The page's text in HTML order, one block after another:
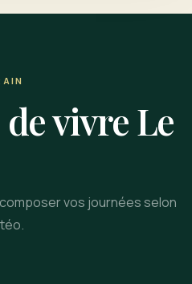
vivre Le
vos journées selon